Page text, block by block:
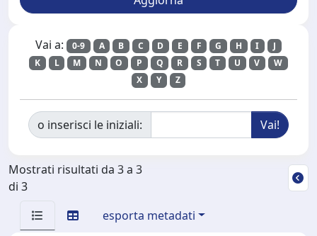
Vai a: 0-9 A B C D E F G H I
J
K
L M N O P Q R S T U V
W
X
Y Z
o inserisci le iniziali:
Mostrati risultati da 3 a 3
di 3
esporta metadati